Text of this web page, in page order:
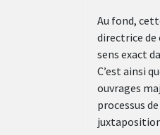
Au fond,
directrice de
sens exact
C’est ainsi
ouvrages
processus